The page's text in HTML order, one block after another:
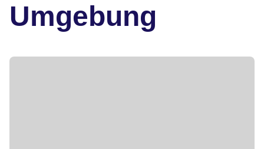
Umgebung